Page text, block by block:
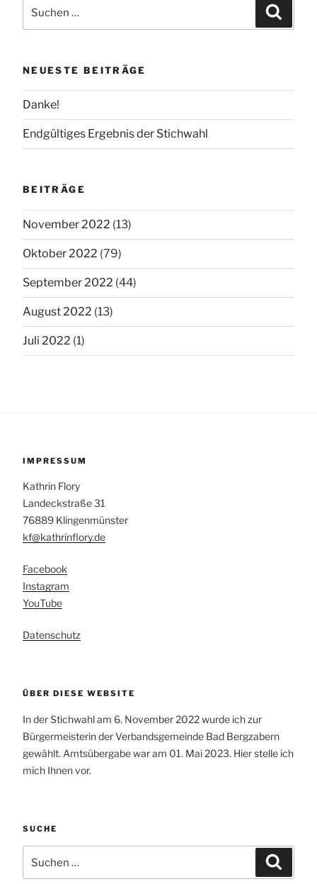
nach:
NEUESTE BEITRÄGE
Danke!
Endgültiges Ergebnis der Stichwahl
BEITRÄGE
November 2022 (13)
Oktober 2022 (79)
September 2022 (44)
August 2022 (13)
Juli 2022 (1)
IMPRESSUM
Kathrin Flory
Landeckstraße 31
76889 Klingenmünster
kf@kathrinflory.de
Facebook
Instagram
YouTube
Datenschutz
ÜBER DIESE WEBSITE
In der Stichwahl am 6. November 2022 wurde ich zur
Bürgermeisterin der Verbandsgemeinde Bad Bergzabern
gewählt. Amtsübergabe war am 01. Mai 2023. Hier stelle ich
mich Ihnen vor.
SUCHE
nach: